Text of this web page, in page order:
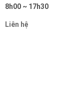
8h00 ~ 17h30
Liên hệ